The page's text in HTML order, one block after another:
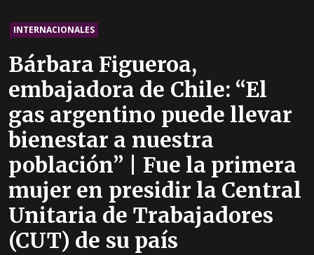
INTERNACIONALES
Bárbara Figueroa,
embajadora de Chile: “El
gas argentino puede llevar
bienestar a nuestra
población” | Fue la primera
mujer en presidir la Central
Unitaria de Trabajadores
(CUT) de su país